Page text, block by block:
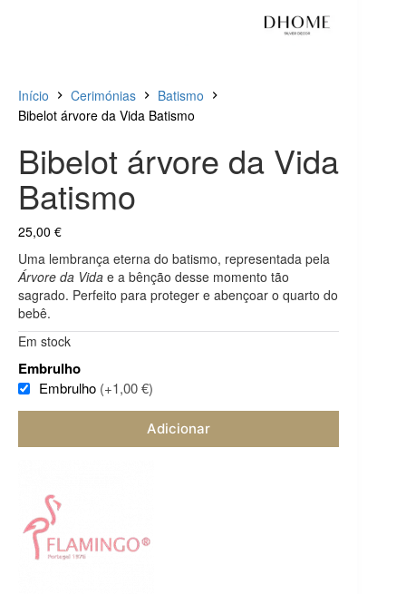
Início Cerimónias
Batismo
Bibelot árvore da Vida Batismo
Bibelot árvore da Vida
Batismo
25,00 €
Uma lembrança eterna do batismo, representada pela
Árvore da Vida e a bênção desse momento tão
sagrado. Perfeito para proteger e abençoar o quarto do
bebê.
Em stock
Embrulho
Embrulho (+1,00 €)
Adicionar